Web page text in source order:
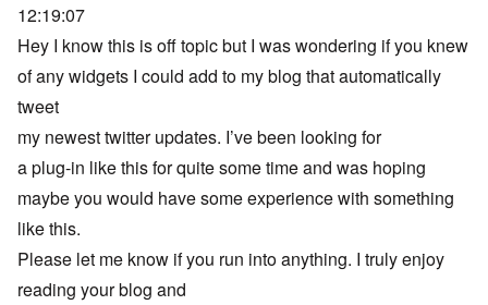
12:19:07
Hey I know this is off topic but I was wondering if you knew
of any widgets I could add to my blog that automatically
tweet
my newest twitter updates. I’ve been looking for
a plug-in like this for quite some time and was hoping
maybe you would have some experience with something
like this.
Please let me know if you run into anything. I truly enjoy
reading your blog and